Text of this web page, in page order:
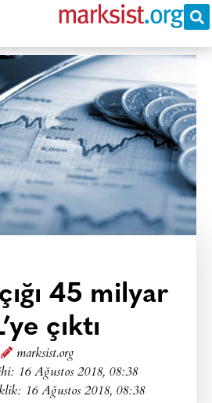
45 milyar
çıktı
marksist.org
16 Ağustos 2018, 08:38
16 Ağustos 2018, 08:38